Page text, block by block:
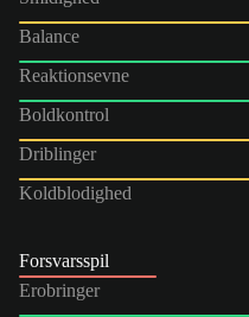
Balance
Reaktionsevne
Boldkontrol
Driblinger
Koldblodighed
Forsvarsspil
Erobringer